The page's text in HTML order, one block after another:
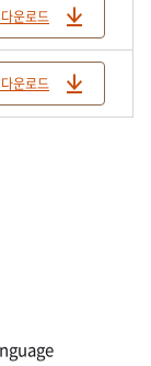
운로드
운로드